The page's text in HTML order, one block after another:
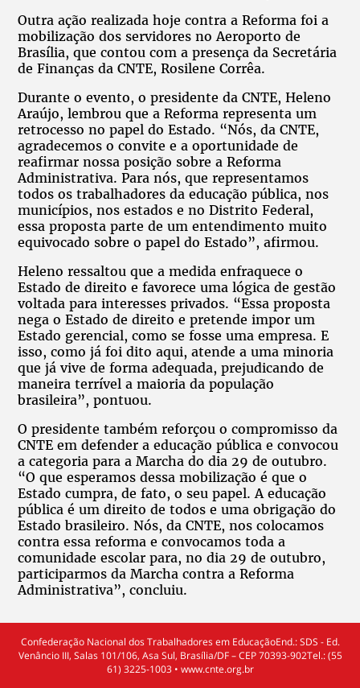
Outra ação realizada hoje contra a Reforma foi a
mobilização dos servidores no Aeroporto de
Brasília, que contou com a presença da Secretária
de Finanças da CNTE, Rosilene Corrêa.
Durante o evento, o presidente da CNTE, Heleno
Araújo, lembrou que a Reforma representa um
retrocesso no papel do Estado. “Nós, da CNTE,
agradecemos o convite e a oportunidade de
reafirmar nossa posição sobre a Reforma
Administrativa. Para nós, que representamos
todos os trabalhadores da educação pública, nos
municípios, nos estados e no Distrito Federal,
essa proposta parte de um entendimento muito
equivocado sobre o papel do Estado”, afirmou.
Heleno ressaltou que a medida enfraquece o
Estado de direito e favorece uma lógica de gestão
voltada para interesses privados. “Essa proposta
nega o Estado de direito e pretende impor um
Estado gerencial, como se fosse uma empresa. E
isso, como já foi dito aqui, atende a uma minoria
que já vive de forma adequada, prejudicando de
maneira terrível a maioria da população
brasileira”, pontuou.
O presidente também reforçou o compromisso da
CNTE em defender a educação pública e convocou
a categoria para a Marcha do dia 29 de outubro.
“O que esperamos dessa mobilização é que o
Estado cumpra, de fato, o seu papel. A educação
pública é um direito de todos e uma obrigação do
Estado brasileiro. Nós, da CNTE, nos colocamos
contra essa reforma e convocamos toda a
comunidade escolar para, no dia 29 de outubro,
participarmos da Marcha contra a Reforma
Administrativa”, concluiu.
Confederação Nacional dos Trabalhadores em EducaçãoEnd.: SDS - Ed.
Venâncio III, Salas 101/106, Asa Sul, Brasília/DF – CEP 70393-902Tel.: (55
61) 3225-1003 • www.cnte.org.br